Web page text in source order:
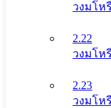
วงมโห
2.22
วงมโห
2.23
วงมโห